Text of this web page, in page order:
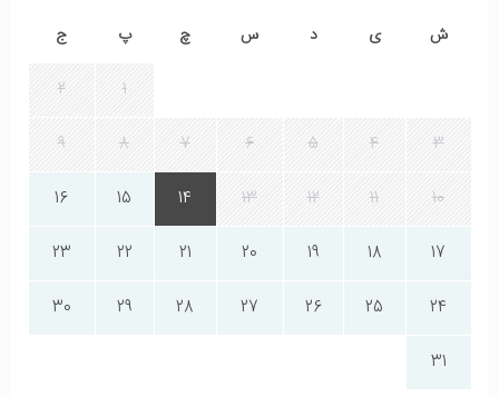
ش ی د س چ پ ج
1
2
3
4
5
6
7
8
9
10
11
12
13
14
15
16
17
18
19
20
21
22
23
24
25
26
27
28
29
30
31